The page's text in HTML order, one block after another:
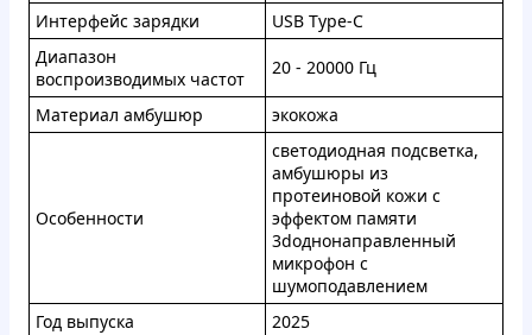
Интерфейс зарядки
USB Type-C
Диапазон
воспроизводимых частот
20 - 20000 Гц
Материал амбушюр экокожа
Особенности
светодиодная подсветка,
амбушюры из
протеиновой кожи с
эффектом памяти
3dоднонаправленный
микрофон с
шумоподавлением
Год выпуска
2025